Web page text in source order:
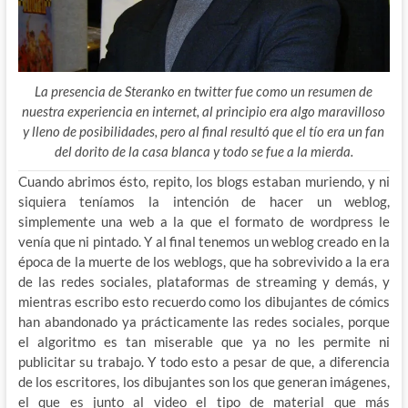
La presencia de Steranko en twitter fue como un resumen de
nuestra experiencia en internet, al principio era algo maravilloso
y lleno de posibilidades, pero al final resultó que el tío era un fan
del dorito de la casa blanca y todo se fue a la mierda.
Cuando abrimos ésto, repito, los blogs estaban muriendo, y ni
siquiera teníamos la intención de hacer un weblog,
simplemente una web a la que el formato de wordpress le
venía que ni pintado. Y al final tenemos un weblog creado en la
época de la muerte de los weblogs, que ha sobrevivido a la era
de las redes sociales, plataformas de streaming y demás, y
mientras escribo esto recuerdo como los dibujantes de cómics
han abandonado ya prácticamente las redes sociales, porque
el algoritmo es tan miserable que ya no les permite ni
publicitar su trabajo. Y todo esto a pesar de que, a diferencia
de los escritores, los dibujantes son los que generan imágenes,
el que es junto al video el tipo de material que más